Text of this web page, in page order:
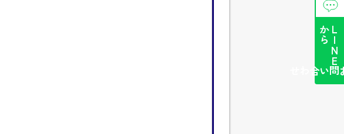
L
I
N
E
か
ら